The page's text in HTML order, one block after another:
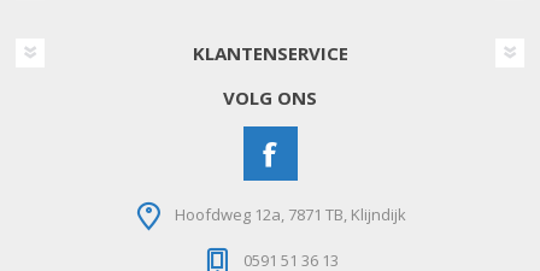
KLANTENSERVICE
VOLG ONS
Hoofdweg 12a, 7871 TB, Klijndijk
0591 51 36 13